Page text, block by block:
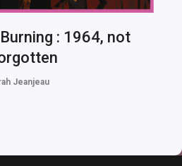
: 1964, not
Jeanjeau